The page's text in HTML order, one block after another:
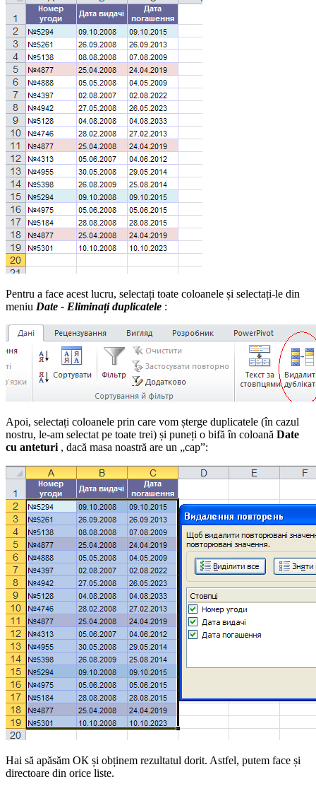
Pentru a face acest lucru, selectați toate coloanele și selectați-le din
meniu Date - Eliminați duplicatele :
Apoi, selectați coloanele prin care vom șterge duplicatele (în cazul
nostru, le-am selectat pe toate trei) și puneți o bifă în coloană Date
cu anteturi , dacă masa noastră are un „cap”:
Hai să apăsăm ОК și obținem rezultatul dorit. Astfel, putem face și
directoare din orice liste.